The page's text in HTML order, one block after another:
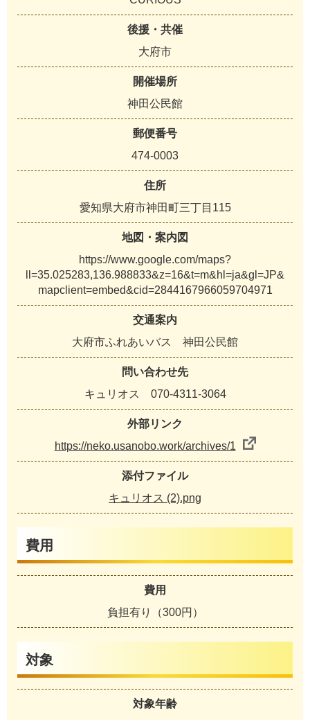
後援・共催
大府市
開催場所
神田公民館
郵便番号
474-0003
住所
愛知県大府市神田町三丁目115
地図・案内図
https://www.google.com/maps?
ll=35.025283,136.988833&z=16&t=m&hl=ja&gl=JP&
mapclient=embed&cid=2844167966059704971
交通案内
大府市ふれあいバス 神田公民館
問い合わせ先
キュリオス 070-4311-3064
外部リンク
https://neko.usanobo.work/archives/1
添付ファイル
キュリオス (2).png
費用
費用
負担有り（300円）
対象
対象年齢